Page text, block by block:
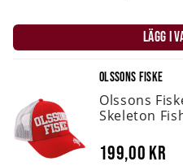
LÄGG I
OLSSONS FISKE
Olssons
Skeleton
199,00 kr